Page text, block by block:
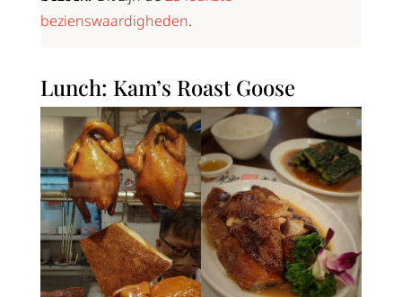
bezienswaardigheden.
Lunch: Kam’s Roast Goose